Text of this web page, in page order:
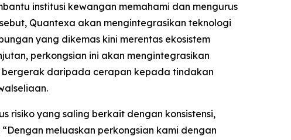
institusi kewangan memahami dan mengurus
Quantexa akan mengintegrasikan teknologi
yang dikemas kini merentas ekosistem
perkongsian ini akan mengintegrasikan
daripada cerapan kepada tindakan
risiko yang saling berkait dengan konsistensi,
meluaskan perkongsian kami dengan